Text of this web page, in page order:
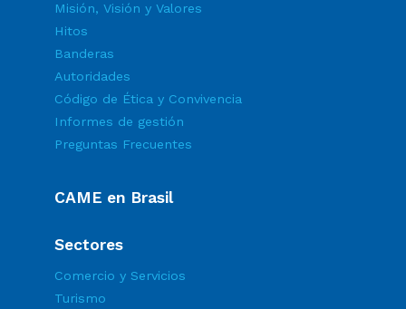
Misión, Visión y Valores
Hitos
Banderas
Autoridades
Código de Ética y Convivencia
Informes de gestión
Preguntas Frecuentes
CAME en Brasil
Sectores
Comercio y Servicios
Turismo